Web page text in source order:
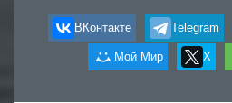
ВКонтакте Telegram
Мой Мир X